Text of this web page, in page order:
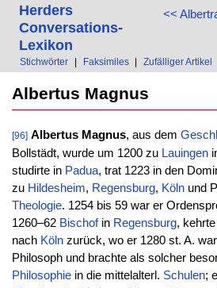
<<
Herders
Conversations-
Lexikon
Stichwörter Faksimiles Zufälliger Artikel
Albertus Magnus
[96] Albertus Magnus, aus dem
Bollstädt, wurde um 1200 zu Lauingen
studirte in Padua, trat 1223 in den
zu Hildesheim, Regensburg, Kölnund
Theologie. 1254 bis 59 war er
1260–62 Bischofin Regensburg,
nach Kölnzurück, wo er 1280 st. A.
Philosoph und brachte als solcher
Philosophiein die mittelalterl. Schulen;